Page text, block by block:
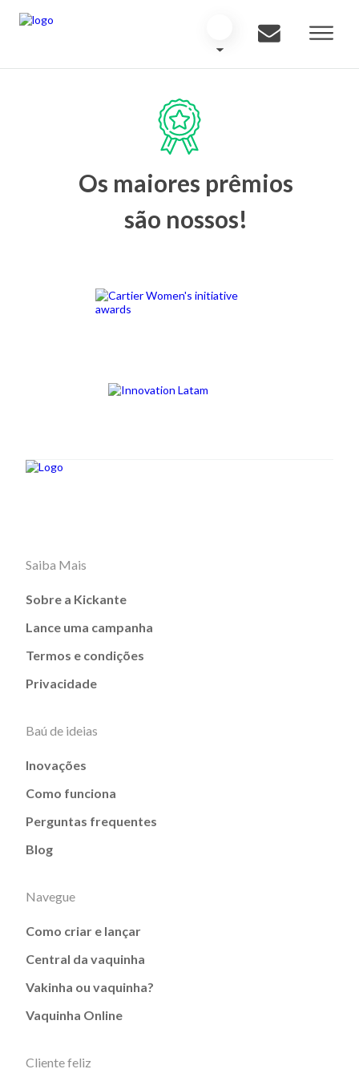
Os maiores prêmios
são nossos!
Saiba Mais
Sobre a Kickante
Lance uma campanha
Termos e condições
Privacidade
Baú de ideias
Inovações
Como funciona
Perguntas frequentes
Blog
Navegue
Como criar e lançar
Central da vaquinha
Vakinha ou vaquinha?
Vaquinha Online
Cliente feliz